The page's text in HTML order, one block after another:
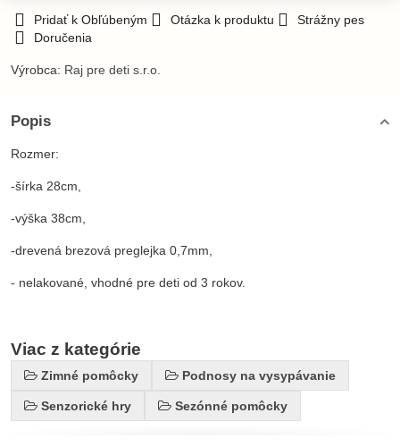
Pridať k Obľúbeným Otázka k produktu
Strážny pes
Doručenia
Výrobca: Raj pre deti s.r.o.
Popis
Rozmer:
-šírka 28cm,
-výška 38cm,
-drevená brezová preglejka 0,7mm,
- nelakované, vhodné pre deti od 3 rokov.
Viac z kategórie
Zimné pomôcky Podnosy na vysypávanie
Senzorické hry Sezónné pomôcky